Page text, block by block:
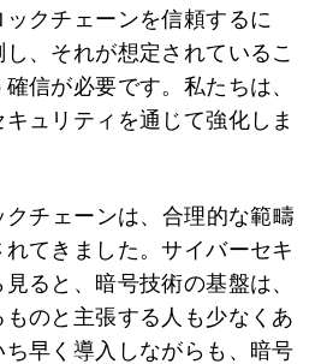
クチェーンを信頼するに
、それが想定されているこ
信が必要です。私たちは、
ュリティを通じて強化しま
クチェーンは、合理的な範疇
てきました。サイバーセキ
ると、暗号技術の基盤は、
のと主張する人も少なくあ
ち早く導入しながらも、暗号